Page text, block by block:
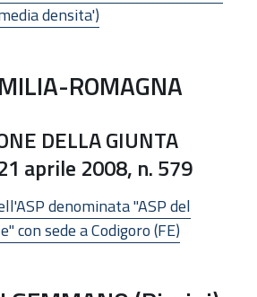
densita')
ROMAGNA
DELLA GIUNTA
aprile 2008, n. 579
denominata "ASP del
con sede a Codigoro (FE)